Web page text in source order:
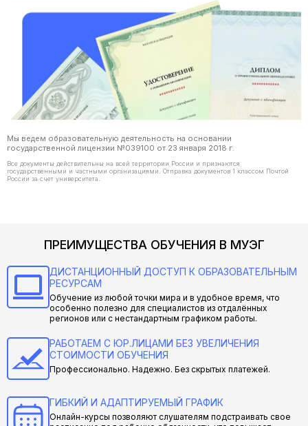
Мы ведем образовательную деятельность на основании
государственной лицензии №039100 от 23 января 2018 г.
Все документы действительны на всей территории России и признаются
государственными и частными организациями. Отправка документов 1 классом Почтой
России за счет университета.
ПРЕИМУЩЕСТВА ОБУЧЕНИЯ В МУЭГ
ДИСТАНЦИОННЫЙ ДОСТУП К ОБРАЗОВАТЕЛЬНЫМ
РЕСУРСАМ
Обучение из любой точки мира и в удобное время, что
особенно полезно для специалистов из отдалённых
регионов или с нестандартным графиком работы.
РАБОТАЕМ С ЮР.ЛИЦАМИ БЕЗ УВЕЛИЧЕНИЯ
СТОИМОСТИ ОБУЧЕНИЯ
Профессионально. Надежно. Без скрытых платежей.
ГИБКИЙ И АДАПТИРУЕМЫЙ ГРАФИК
Онлайн-курсы позволяют слушателям подстраивать свое